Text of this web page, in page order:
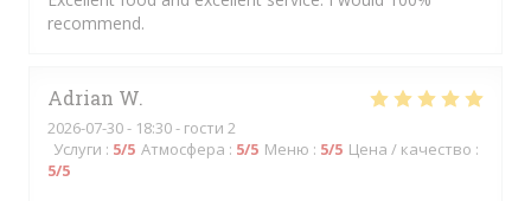
recommend.
Adrian W
2026-07-30- 18:30 - гости 2
Услуги : 5/5 Атмосфера : 5/5 Меню : 5/5 Цена / качество :
5/5